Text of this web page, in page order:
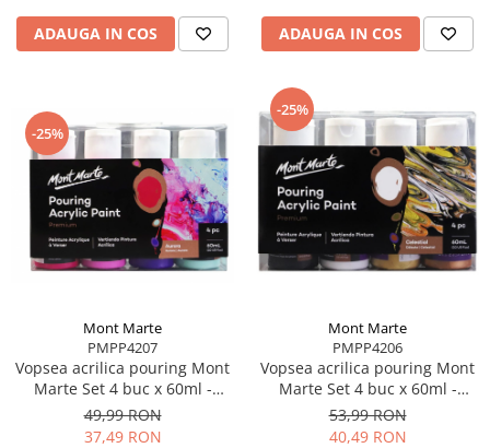
ADAUGA IN COS ADAUGA IN COS
-25%
Mont Marte
PMPP4207
Vopsea acrilica pouring Mont
Marte Set 4 buc x 60ml -
Aurora
49,99 RON
37,49 RON
-25%
Mont Marte
PMPP4206
Vopsea acrilica pouring Mont
Marte Set 4 buc x 60ml -
Celestial
53,99 RON
40,49 RON